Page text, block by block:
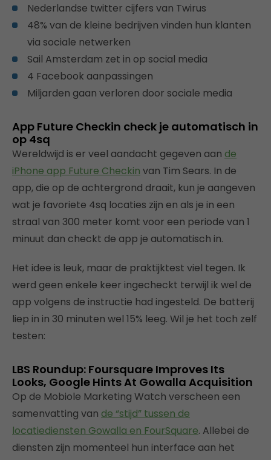
Nederlandse twitter cijfers van Twirus
48% van de kleine bedrijven vinden hun klanten
via sociale netwerken
Sail Amsterdam zet in op social media
4 Facebook aanpassingen
Miljarden gaan verloren door sociale media
App Future Checkin check je automatisch in
op 4sq
Wereldwijd is er veel aandacht gegeven aan de
iPhone app Future Checkin van Tim Sears. In de
app, die op de achtergrond draait, kun je aangeven
wat je favoriete 4sq locaties zijn en als je in een
straal van 300 meter komt voor een periode van 1
minuut dan checkt de app je automatisch in.
Het idee is leuk, maar de praktijktest viel tegen. Ik
werd geen enkele keer ingecheckt terwijl ik wel de
app volgens de instructie had ingesteld. De batterij
liep in in 30 minuten wel 15% leeg. Wil je het toch zelf
testen:
LBS Roundup: Foursquare Improves Its
Looks, Google Hints At Gowalla Acquisition
Op de Mobiole Marketing Watch verscheen een
samenvatting van de “stijd” tussen de
locatiediensten Gowalla en FourSquare. Allebei de
diensten zijn momenteel hun interface aan het